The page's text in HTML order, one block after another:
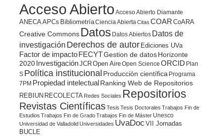
Acceso Abierto Acceso Abierto Diamante
ANECA APCs BibliometríaCiencia Abierta Citas COAR CoARA
Creative Commons Datos Datos Abiertos Datos de
investigación Derechos de autor Ediciones UVa
Factor de impacto FECYTGestion de datosHorizonte
2020 InvestigaciónJCROpen AireOpen Science ORCID Plan
S Política institucional Producción científica Programa
7PM Propiedad intelectualRanking Web de Repositorios
REBIUN RECOLECTA Redes Sociales Repositorios
Revistas CientíficasTesis Tesis Doctorales Trabajos Fin de
Estudios Trabajos Fin de GradoTrabajos Fin de Máster Unesco
Universidad de ValladolidUniversidades UvaDoc VII Jornadas
BUCLE